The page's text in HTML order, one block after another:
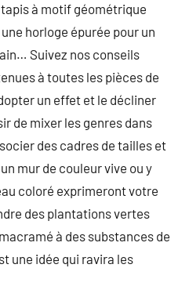
à motif géométrique
horloge épurée pour un
Suivez nos conseils
à toutes les pièces de
un effet et le décliner
de mixer les genres dans
des cadres de tailles et
mur de couleur vive ou y
coloré exprimeront votre
des plantations vertes
à des substances de
une idée qui ravira les